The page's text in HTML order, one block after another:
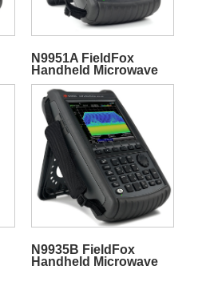
N9951A FieldFox
Handheld Microwave
Spectrum Analyzer
N9935B FieldFox
Handheld Microwave